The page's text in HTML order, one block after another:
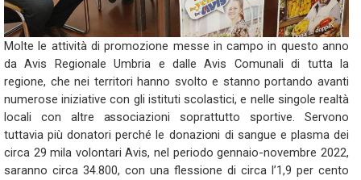
Molte le attività di promozione messe in campo in questo anno
da Avis Regionale Umbria e dalle Avis Comunali di tutta la
regione, che nei territori hanno svolto e stanno portando avanti
numerose iniziative con gli istituti scolastici, e nelle singole realtà
locali con altre associazioni soprattutto sportive. Servono
tuttavia più donatori perché le donazioni di sangue e plasma dei
circa 29 mila volontari Avis, nel periodo gennaio-novembre 2022,
saranno circa 34.800, con una flessione di circa l’1,9 per cento